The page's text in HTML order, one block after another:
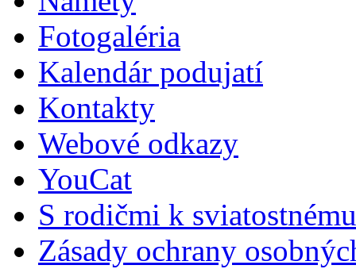
Fotogaléria
Kalendár podujatí
Kontakty
Webové odkazy
YouCat
S rodičmi k
Zásady ochrany